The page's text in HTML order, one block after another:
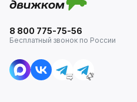
8 800 775-75-56
Бесплатный звонок по России